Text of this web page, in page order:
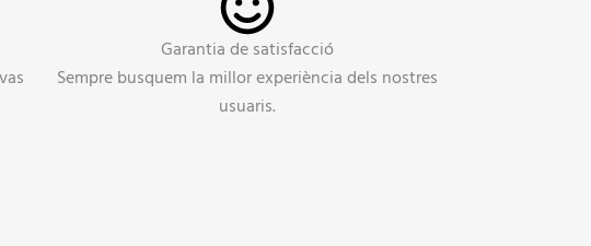
Garantia de satisfacció
Sempre busquem la millor experiència dels nostres
usuaris.